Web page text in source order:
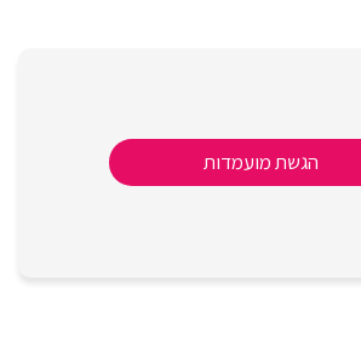
הגשת מועמדות